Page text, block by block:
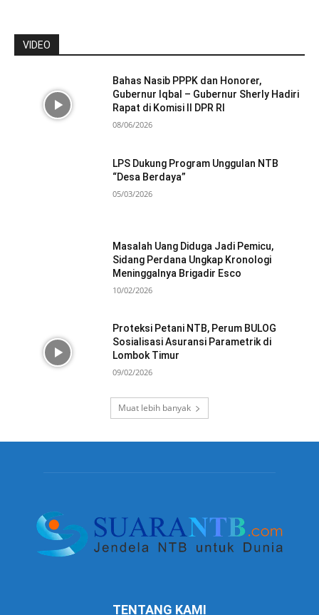
VIDEO
Bahas Nasib PPPK dan Honorer,
Gubernur Iqbal – Gubernur Sherly Hadiri
Rapat di Komisi II DPR RI
08/06/2026
LPS Dukung Program Unggulan NTB
“Desa Berdaya”
05/03/2026
Masalah Uang Diduga Jadi Pemicu,
Sidang Perdana Ungkap Kronologi
Meninggalnya Brigadir Esco
10/02/2026
Proteksi Petani NTB, Perum BULOG
Sosialisasi Asuransi Parametrik di
Lombok Timur
09/02/2026
Muat lebih banyak
TENTANG KAMI